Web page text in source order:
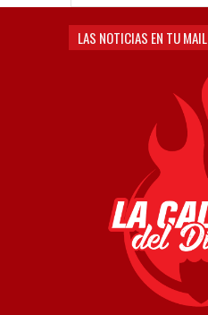
LAS NOTICIAS EN TU MAIL